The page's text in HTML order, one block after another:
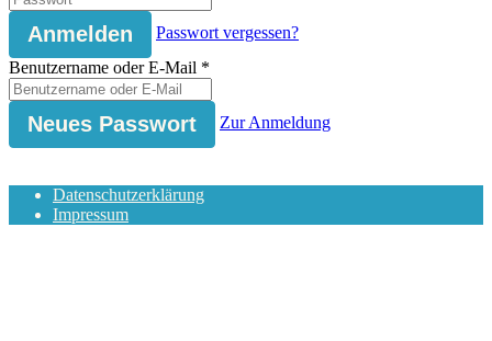
Passwort vergessen?
Benutzername oder E-Mail *
Zur Anmeldung
Datenschutzerklärung
Impressum